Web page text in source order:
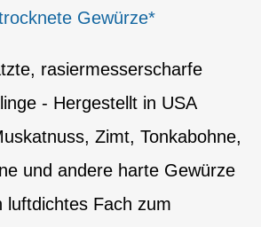
Gewürze*
rasiermesserscharfe
- Hergestellt in USA
Zimt, Tonkabohne,
und andere harte Gewürze
luftdichtes Fach zum